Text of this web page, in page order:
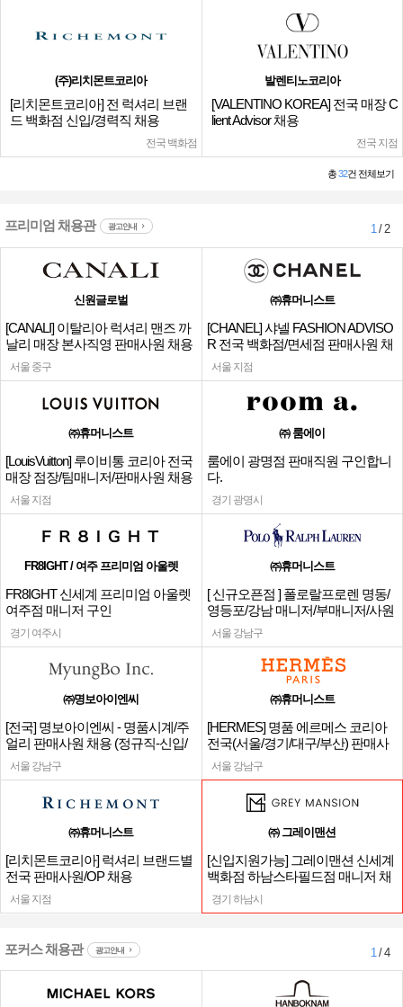
(주)리치몬트코리아
[리치몬트코리아] 전 럭셔리 브랜
드 백화점 신입/경력직 채용
전국 백화점
발렌티노코리아
[VALENTINO KOREA] 전국 매장 C
lient Advisor 채용
전국 지점
총32건 전체보기
프리미엄 채용관 광고안내 1/ 2
신원글로벌
[CANALI] 이탈리아 럭셔리 맨즈 까
날리 매장 본사직영 판매사원 채용
서울 중구
㈜휴머니스트
[CHANEL] 샤넬 FASHION ADVISO
R 전국 백화점/면세점 판매사원 채
용
서울 지점
㈜휴머니스트
[LouisVuitton] 루이비통 코리아 전국
매장 점장/팀매니저/판매사원 채용
서울 지점
㈜ 룸에이
룸에이 광명점 판매직원 구인합니
다.
경기 광명시
FR8IGHT / 여주 프리미엄 아울렛
FR8IGHT 신세계 프리미엄 아울렛
여주점 매니저 구인
경기 여주시
㈜휴머니스트
[ 신규오픈점 ] 폴로랄프로렌 명동/
영등포/강남 매니저/부매니저/사원
서울 강남구
㈜명보아이엔씨
[전국] 명보아이엔씨 - 명품시계/주
얼리 판매사원 채용 (정규직-신입/
경력)
서울 강남구
㈜휴머니스트
[HERMES] 명품 에르메스 코리아
전국(서울/경기/대구/부산) 판매사
원
서울 강남구
㈜휴머니스트
[리치몬트코리아] 럭셔리 브랜드별
전국 판매사원/OP 채용
서울 지점
㈜ 그레이맨션
[신입지원가능] 그레이맨션 신세계
백화점 하남스타필드점 매니저 채
용
경기 하남시
포커스 채용관 광고안내 1/ 4